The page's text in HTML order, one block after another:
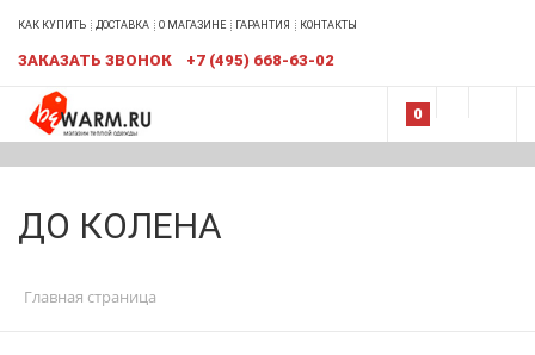
КАК КУПИТЬ ДОСТАВКА О МАГАЗИНЕ ГАРАНТИЯ КОНТАКТЫ
ЗАКАЗАТЬ ЗВОНОК +7 (495) 668-63-02
0
ДО КОЛЕНА
Главная страница